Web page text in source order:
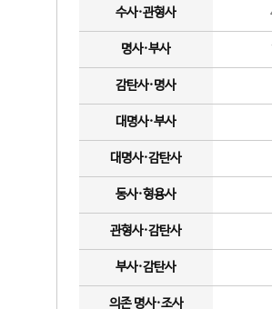
수사·관형사
명사·부사
감탄사·명사
대명사·부사
대명사·감탄사
동사·형용사
관형사·감탄사
부사·감탄사
의존 명사·조사